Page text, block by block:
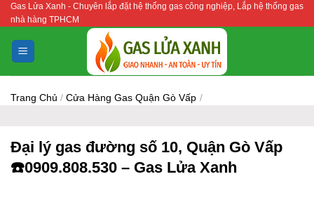
Bỏ
qua
nội
dung
Gas Lửa Xanh - Chuyên lắp đặt hệ thống gas công nghiệp, Lắp hệ thống gas
nhà hàng TPHCM
Trang Chủ / Cửa Hàng Gas Quận Gò Vấp /
Đại lý gas đường số 10, Quận Gò Vấp
☎️0909.808.530 – Gas Lửa Xanh